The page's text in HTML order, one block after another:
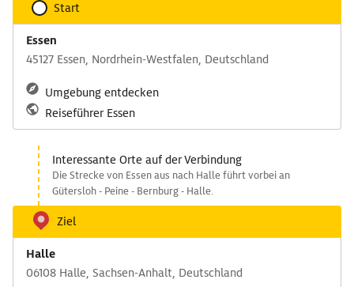
Start
Essen
45127 Essen, Nordrhein-Westfalen, Deutschland
Umgebung entdecken
Reiseführer Essen
Interessante Orte auf der Verbindung
Die Strecke von Essen aus nach Halle führt vorbei an
Gütersloh - Peine - Bernburg - Halle.
Ziel
Halle
06108 Halle, Sachsen-Anhalt, Deutschland